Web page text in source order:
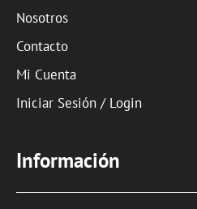
Nosotros
Contacto
Mi Cuenta
Iniciar Sesión / Login
Información